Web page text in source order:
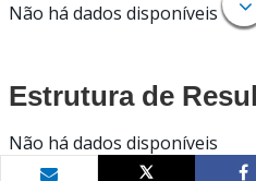
Não há dados disponíveis
Estrutura de
Não há dados disponíveis